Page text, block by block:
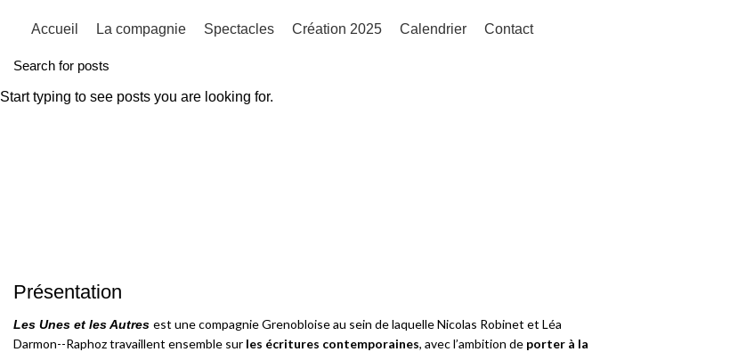
Accueil La compagnie Spectacles Création 2025 Calendrier Contact
Présentation
Les Unes et les Autres est une compagnie Grenobloise au sein de laquelle Nicolas Robinet et Léa
Darmon--Raphoz travaillent ensemble sur les écritures contemporaines, avec l’ambition de porter à la
Start typing to see posts you are looking for.